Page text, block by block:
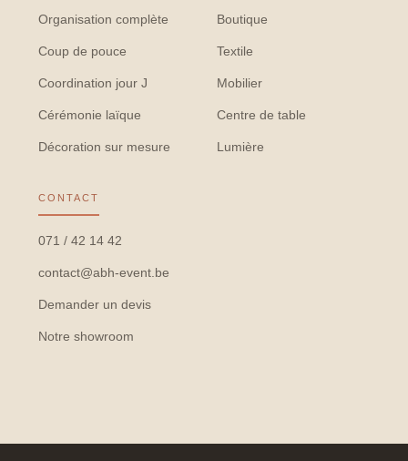
Organisation complète
Coup de pouce
Coordination jour J
Cérémonie laïque
Décoration sur mesure
Boutique
Textile
Mobilier
Centre de table
Lumière
CONTACT
071 / 42 14 42
contact@abh-event.be
Demander un devis
Notre showroom